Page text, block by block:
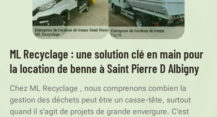
ML Recyclage : une solution clé en main pour
la location de benne à Saint Pierre D Albigny
Chez ML Recyclage , nous comprenons combien la
gestion des déchets peut être un casse-tête, surtout
quand il s'agit de projets de grande envergure. C'est